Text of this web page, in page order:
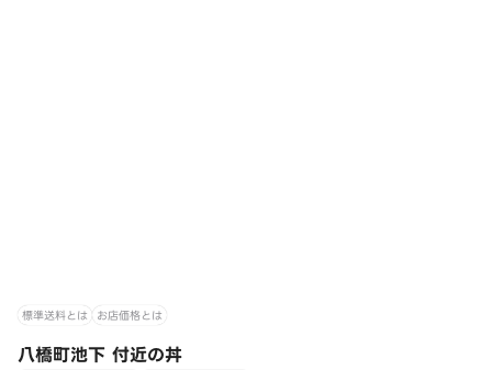
標準送料とは お店価格とは
八橋町池下 付近の丼